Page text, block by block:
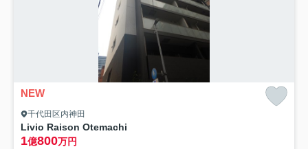
NEW
千代田区内神田
Livio Raison Otemachi
1億800万円